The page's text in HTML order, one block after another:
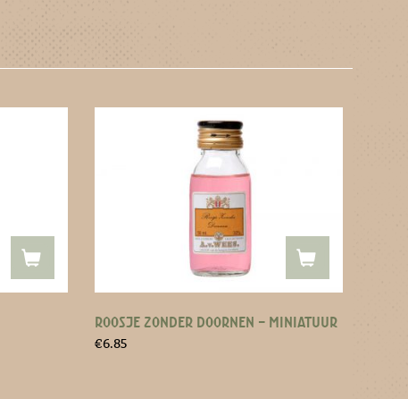
ROOSJE ZONDER DOORNEN – MINIATUUR
€6.85